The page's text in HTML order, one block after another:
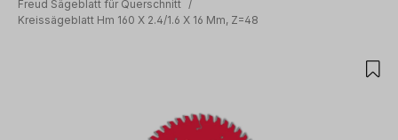
Freud Sägeblatt für Querschnitt /
Kreissägeblatt Hm 160 X 2.4/1.6 X 16 Mm, Z=48